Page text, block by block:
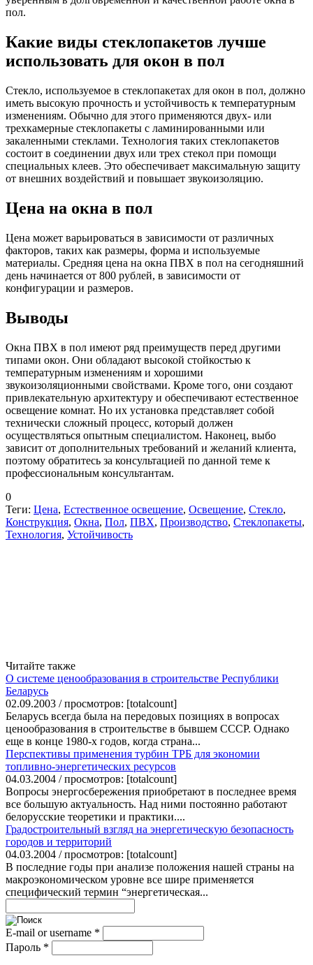
пол.
Какие виды стеклопакетов лучше
использовать для окон в пол
Стекло, используемое в стеклопакетах для окон в пол, должно
иметь высокую прочность и устойчивость к температурным
изменениям. Обычно для этого применяются двух- или
трехкамерные стеклопакеты с ламинированными или
закаленными стеклами. Технология таких стеклопакетов
состоит в соединении двух или трех стекол при помощи
специальных клеев. Это обеспечивает максимальную защиту
от внешних воздействий и повышает звукоизоляцию.
Цена на окна в пол
Цена может варьироваться в зависимости от различных
факторов, таких как размеры, форма и используемые
материалы. Средняя цена на окна ПВХ в пол на сегодняшний
день начинается от 800 рублей, в зависимости от
конфигурации и размеров.
Выводы
Окна ПВХ в пол имеют ряд преимуществ перед другими
типами окон. Они обладают высокой стойкостью к
температурным изменениям и хорошими
звукоизоляционными свойствами. Кроме того, они создают
привлекательную архитектуру и обеспечивают естественное
освещение комнат. Но их установка представляет собой
технически сложный процесс, который должен
осуществляться опытным специалистом. Наконец, выбо
зависит от дополнительных требований и желаний клиента,
поэтому обратитесь за консультацией по данной теме к
профессиональным консультантам.
0
Теги: Цена, Естественное освещение, Освещение, Стекло,
Конструкция, Окна, Пол, ПВХ, Производство, Стеклопакеты,
Технология, Устойчивость
Читайте также
О системе ценообразования в строительстве Республики
Беларусь
02.09.2003 / просмотров: [totalcount]
Беларусь всегда была на передовых позициях в вопросах
ценообразования в строительстве в бывшем СССР. Однако
еще в конце 1980-х годов, когда страна...
Перспективы применения турбин ТРБ для экономии
топливно-энергетических ресурсов
04.03.2004 / просмотров: [totalcount]
Вопросы энергосбережения приобретают в последнее время
все большую актуальность. Над ними постоянно работают
белорусские теоретики и практики....
Градостроительный взгляд на энергетическую безопасность
городов и территорий
04.03.2004 / просмотров: [totalcount]
В последние годы при анализе положения нашей страны на
макроэкономическом уровне все шире применяется
специфический термин “энергетическая...
E-mail or username *
Пароль *